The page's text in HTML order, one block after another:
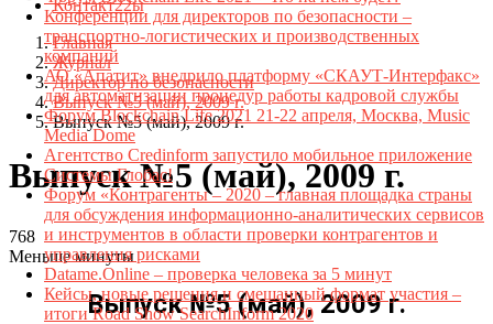
Конференции для директоров по безопасности –
транспортно-логистических и производственных
компаний
АО «Апатит» внедрило платформу «СКАУТ-Интерфакс»
для автоматизации процедур работы кадровой службы
Форум Blockchain Life 2021 21-22 апреля, Москва, Music
Media Dome
Агентство Credinform запустило мобильное приложение
Системы Глобас!
Форум «Контрагенты – 2020 – главная площадка страны
для обсуждения информационно-аналитических сервисов
и инструментов в области проверки контрагентов и
управления рисками
Datame.Online – проверка человека за 5 минут
Кейсы, новые решения и смешанный формат участия –
итоги Road Show SearchInform 2020
Контакт22ы
Главная
Журнал
Директор по безопасности
Выпуск №5 (май), 2009 г.
Выпуск №5 (май), 2009 г.
Выпуск №5 (май), 2009 г.
768
Меньше минуты
Выпуск №5 (май), 2009 г.